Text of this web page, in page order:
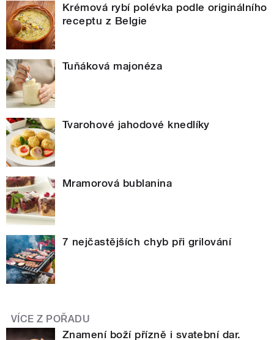
Krémová rybí polévka podle originálního
receptu z Belgie
Tuňáková majonéza
Tvarohové jahodové knedlíky
Mramorová bublanina
7 nejčastějších chyb při grilování
VÍCE Z POŘADU
Znamení boží přízně i svatební dar.